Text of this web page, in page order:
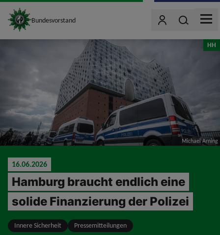
site_logo
Bundesvorstand BenutzerWonach
MENU
Michael Arning
HH
16.06.2026
Hamburg braucht endlich eine
solide Finanzierung der Polizei
Innere Sicherheit Pressemitteilungen